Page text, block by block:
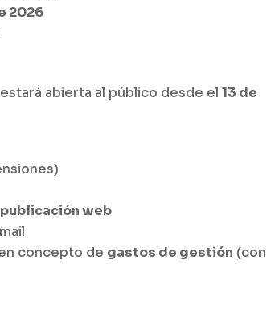
2026
abierta al público desde el13 de
web
concepto de gastos de gestión (con